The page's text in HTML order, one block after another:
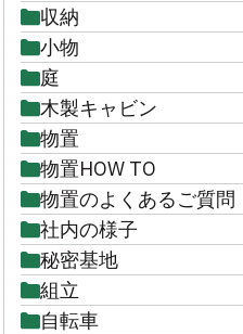
収納
小物
庭
木製キャビン
物置
物置HOW TO
物置のよくあるご質問
社内の様子
秘密基地
組立
自転車